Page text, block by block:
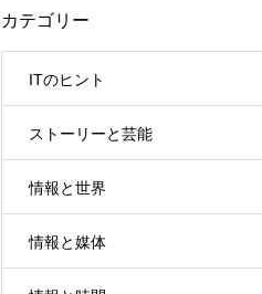
カテゴリー
ITのヒント
ストーリーと芸能
情報と世界
情報と媒体